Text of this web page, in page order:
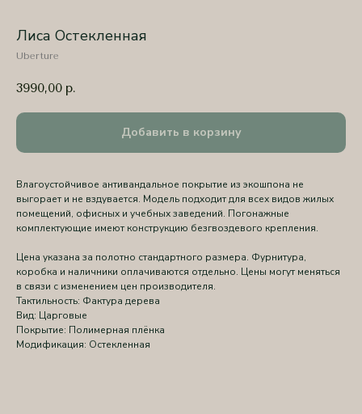
Лиса Остекленная
Uberture
3990,00 р.
Добавить в корзину
Влагоустойчивое антивандальное покрытие из экошпона не
выгорает и не вздувается. Модель подходит для всех видов жилых
помещений, офисных и учебных заведений. Погонажные
комплектующие имеют конструкцию безгвоздевого крепления.
Цена указана за полотно стандартного размера. Фурнитура,
коробка и наличники оплачиваются отдельно. Цены могут меняться
в связи с изменением цен производителя.
Тактильность: Фактура дерева
Вид: Царговые
Покрытие: Полимерная плёнка
Модификация: Остекленная